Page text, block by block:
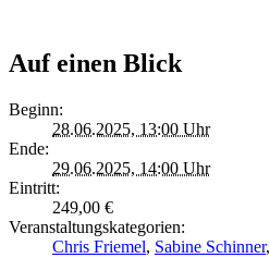
Auf einen Blick
Beginn:
28.06.2025, 13:00 Uhr
Ende:
29.06.2025, 14:00 Uhr
Eintritt:
249,00 €
Veranstaltungskategorien:
Chris Friemel, Sabine Schinner,